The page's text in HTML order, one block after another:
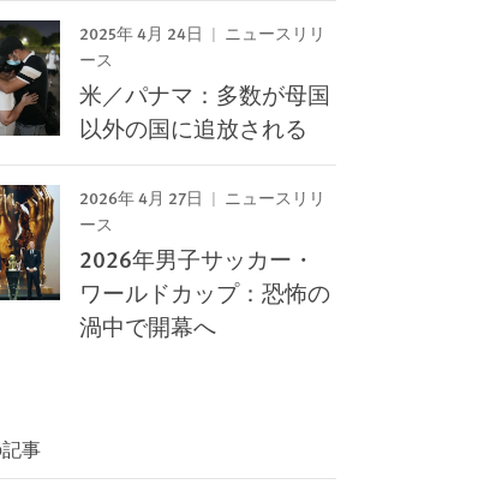
2025年 4月 24日
ニュースリリ
ース
米／パナマ：多数が母国
以外の国に追放される
2026年 4月 27日
ニュースリリ
ース
2026年男子サッカー・
ワールドカップ：恐怖の
渦中で開幕へ
事